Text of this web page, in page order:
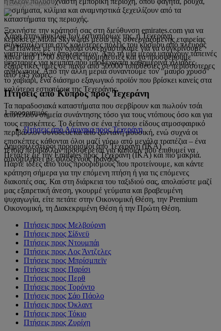
κοσμήματα, κιλίμια και αναμνηστικά ξεχειλίζουν από τα
καταστήματα της περιοχής.
Χάρη στην ποικιλία των εστιατορίων της, η Τεχεράνη
συγκαταλέγεται στις καλύτερες πόλεις του κόσμου από πλευράς
γαστριμαργικών απολαύσεων. Από τη μία μεριά υπάρχουν ταπεινές
ψησταριές για κεμπάπ που υποδέχονται καθημερινά χιλιάδες
ανθρώπους. Από την άλλη μεριά συναντούμε τον "μαύρο χρυσό"
το χαβιάρι, ένα διάσημο εξαγωγικό προϊόν που βρίσκει κανείς στα
καλύτερα εστιατόρια της Τεχεράνης.
Τα παραδοσιακά καταστήματα που σερβίρουν και πωλούν τσάι
αποτελούν σημεία συνάντησης τόσο για τους ντόπιους όσο και για
τους επισκέπτες. Το δείπνο σε ένα τέτοιου είδους ατμοσφαιρικό
περιβάλλον συνοδεύεται από ζωντανή μουσική, ενώ συχνά οι
επισκέπτες κάθονται όλοι μαζί γύρω από μεγάλα τραπέζια – ένα
τέτοιο περιβάλλον προσφέρεται για κάποιον που επιθυμεί να
συνομιλήσει με φιλόξενους Ιρανούς.
Έλεγχος τιμών
Ξεκινήστε την κράτησή σας στη διεύθυνση emirates.com για να
κερδίσετε Μίλια Skywards μέσω της συνεργαζόμενης εταιρείας
CarTrawler, με την οποία συνεργαστήκαμε για να συγκρίνουμε
πάνω από 1.700 διεθνείς προμηθευτές και να προσφέρουμε
εξαιρετικές τιμές σε πάνω από 50.000 τοποθεσίες σε περισσότερες
από 145 χώρες.
Πτήσεις από Κύπρος προς Τεχεράνη
1 προορισμός
Πτήσεις από Λάρνακα προς Τεχεράνη
Δημοφιλέστεροι προορισμοί από Τεχεράνη (IKA)
Πετάξτε με την Emirates προς Τεχεράνη (IKA) και πιο μακριά.
Πάρτε ιδέες από τους προορισμούς που προτείνουμε, και κάντε
κράτηση σήμερα για την επόμενη πτήση ή για τις επόμενες
διακοπές σας. Και στη διάρκεια του ταξιδιού σας, απολαύστε μαζί
μας εξαιρετική άνεση, γκουρμέ γεύματα και βραβευμένη
ψυχαγωγία, είτε πετάτε στην Οικονομική Θέση, την Premium
Οικονομική, τη Διακεκριμένη Θέση ή την Πρώτη Θέση.
Πτήσεις προς Μελβούρνη
Πτήσεις προς Σίδνεϋ
Πτήσεις προς Ντουμπάι
Πτήσεις προς Λος Άντζελες
Πτήσεις προς Μπρίσμπεϊν
Πτήσεις προς Παρίσι
Πτήσεις προς Περθ
Πτήσεις προς Τορόντο
Πτήσεις προς Σάο Πάολο
Πτήσεις προς Όκλαντ
Πτήσεις προς Τόκιο
Πτήσεις προς Ζυρίχη